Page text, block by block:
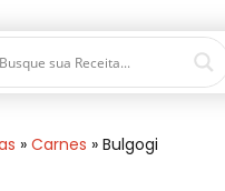
» Carnes » Bulgogi